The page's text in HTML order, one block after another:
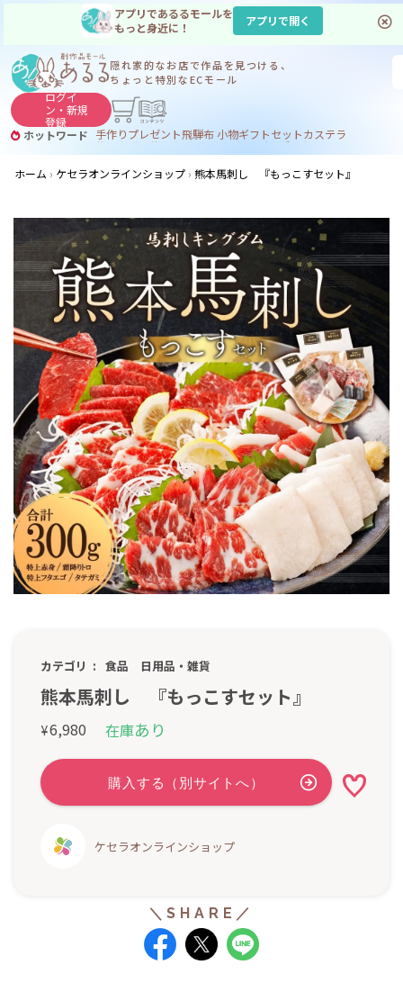
アプリであるるモールを
もっと身近に！
アプリで開く
隠れ家的なお店で作品を見つける、
ちょっと特別なECモール
ログイ
ン・新規
登録
ホットワード 手作りプレゼント飛騨布 小物ギフトセットカステラ
サヌカイト コーヒー
ジンギスカン
ホーム
ケセラオンラインショップ 熊本馬刺し 『もっこすセット』
カテゴリ 食品 日用品・雑貨
熊本馬刺し 『もっこすセット』
¥6,980 在庫あり
ケセラオンラインショップ